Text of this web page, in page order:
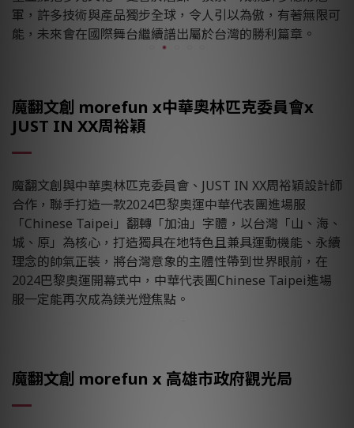
軍，許多技術與產品獨步全球，令人引以為傲，有著無限可
能，未來會在國際舞台繼續譜出屬於台灣的勝利篇章。
魔翻文創 morefun x中華奧林匹克委員會x
JUST IN XX周裕穎
魔翻文創與中華奧林匹克委員會、JUST IN XX周裕穎設計師
合作，聯手打造一款2024巴黎奧運中華代表團進場服
「Chinese Taipei」翻轉「加油」字體，以台灣「山、海、
城、原」為核心，打造獨具在地特色且兼具運動機能、永續
理念的帥氣正裝，將台灣意象的主體性帶到世界眼前，在
2024巴黎奧運開幕式中，中華代表團Chinese Taipei進場
服一定能再次成為鎂光燈焦點。
魔翻文創 morefun x 高雄市政府觀光局